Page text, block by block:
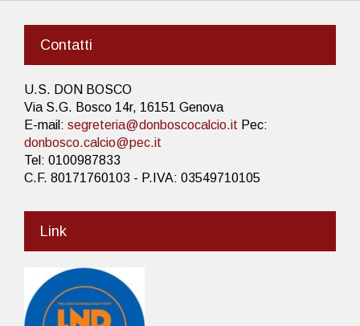
Contatti
U.S. DON BOSCO
Via S.G. Bosco 14r, 16151 Genova
E-mail: segreteria@donboscocalcio.it Pec:
donbosco.calcio@pec.it
Tel: 0100987833
C.F. 80171760103 - P.IVA: 03549710105
Link